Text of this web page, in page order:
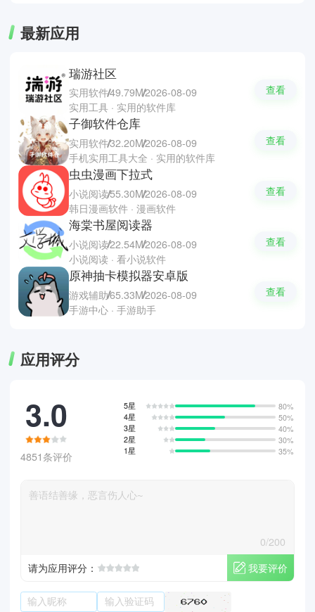
最新应用
瑞游社区
实用软件49.79M2026-08-09
实用工具 · 实用的软件库
查看
子御软件仓库
实用软件32.20M2026-08-09
手机实用工具大全 · 实用的软件库
查看
虫虫漫画下拉式
小说阅读55.30M2026-08-09
韩日漫画软件 · 漫画软件
查看
海棠书屋阅读器
小说阅读22.54M2026-08-09
小说阅读 · 看小说软件
查看
原神抽卡模拟器安卓版
游戏辅助65.33M2026-08-09
手游中心 · 手游助手
查看
应用评分
3.0
4851条评价
5星
80%
4星
50%
3星
40%
2星
30%
1星
35%
0/200
请为应用评分：
我要评价